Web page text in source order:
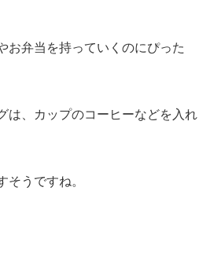
お弁当を持っていくのにぴった
は、カップのコーヒーなどを入れ
そうですね。